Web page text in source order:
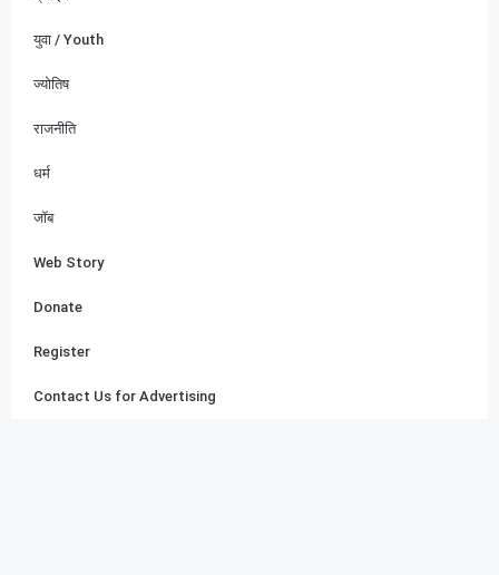
युवा / Youth
ज्योतिष
राजनीति
धर्म
जॉब
Web Story
Donate
Register
Contact Us for Advertising